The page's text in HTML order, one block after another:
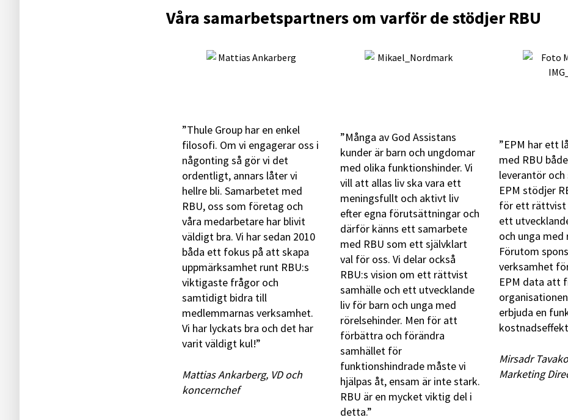
Våra samarbetspartners om varför de stödjer RBU
”Thule Group har en enkel
filosofi. Om vi engagerar oss i
någonting så gör vi det
ordentligt, annars låter vi
hellre bli. Samarbetet med
RBU, oss som företag och
våra medarbetare har blivit
väldigt bra. Vi har sedan 2010
båda ett fokus på att skapa
uppmärksamhet runt RBU:s
viktigaste frågor och
samtidigt bidra till
medlemmarnas verksamhet.
Vi har lyckats bra och det har
varit väldigt kul!”
Mattias Ankarberg, VD och
koncernchef
”Många av God Assistans
kunder är barn och ungdomar
med olika funktionshinder. Vi
vill att allas liv ska vara ett
meningsfullt och aktivt liv
efter egna förutsättningar och
därför känns ett samarbete
med RBU som ett självklart
val för oss. Vi delar också
RBU:s vision om ett rättvist
samhälle och ett utvecklande
liv för barn och unga med
rörelsehinder. Men för att
förbättra och förändra
samhället för
funktionshindrade måste vi
hjälpas åt, ensam är inte stark.
RBU är en mycket viktig del i
detta.”
”EPM har ett
med RBU
leverantör
EPM stödjer
för ett rättvist
ett
och unga med
Förutom
verksamhet
EPM data att
erbjuda en
Mirsadr
Marketing